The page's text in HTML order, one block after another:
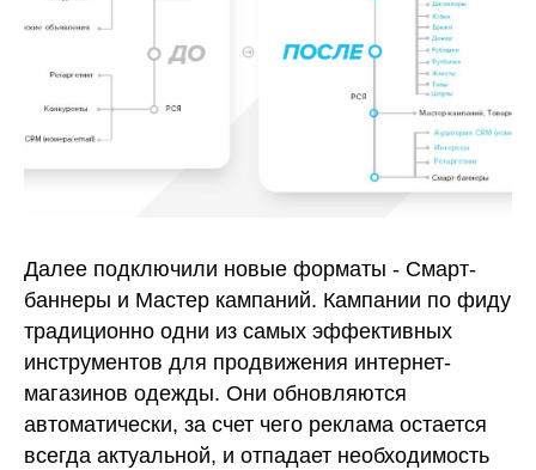
Далее подключили новые форматы - Смарт-
баннеры и Мастер кампаний. Кампании по фиду
традиционно одни из самых эффективных
инструментов для продвижения интернет-
магазинов одежды. Они обновляются
автоматически, за счет чего реклама остается
всегда актуальной, и отпадает необходимость